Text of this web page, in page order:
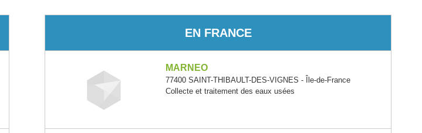
EN FRANCE
MARNEO
77400 SAINT-THIBAULT-DES-VIGNES - Île-de-France
Collecte et traitement des eaux usées